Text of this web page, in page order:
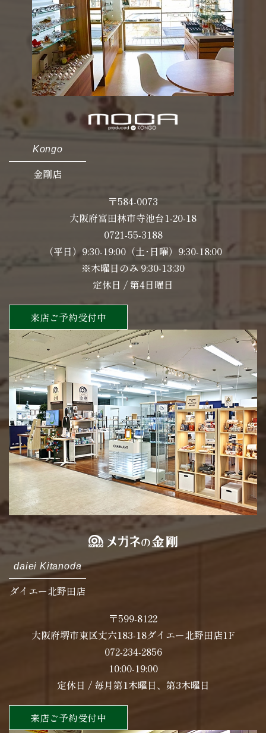
Kongo
金剛店
〒584-0073
大阪府富田林市寺池台1-20-18
0721-55-3188
（平日）9:30-19:00（土･日曜）9:30-18:00
※木曜日のみ 9:30-13:30
定休日 / 第4日曜日
来店ご予約受付中
daiei Kitanoda
ダイエー北野田店
〒599-8122
大阪府堺市東区丈六183-18ダイエー北野田店1F
072-234-2856
10:00-19:00
定休日 / 毎月第1木曜日、第3木曜日
来店ご予約受付中